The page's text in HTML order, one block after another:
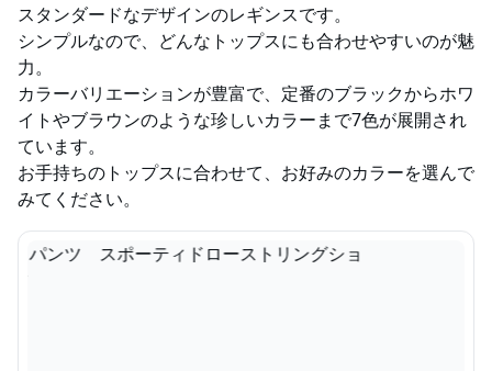
スタンダードなデザインのレギンスです。
シンプルなので、どんなトップスにも合わせやすいのが魅
力。
カラーバリエーションが豊富で、定番のブラックからホワ
イトやブラウンのような珍しいカラーまで7色が展開され
ています。
お手持ちのトップスに合わせて、お好みのカラーを選んで
みてください。